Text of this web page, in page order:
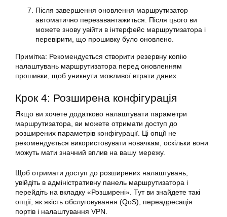
Після завершення оновлення маршрутизатор
автоматично перезавантажиться. Після цього ви
можете знову увійти в інтерфейс маршрутизатора і
перевірити, що прошивку було оновлено.
Примітка: Рекомендується створити резервну копію
налаштувань маршрутизатора перед оновленням
прошивки, щоб уникнути можливої втрати даних.
Крок 4: Розширена конфігурація
Якщо ви хочете додатково налаштувати параметри
маршрутизатора, ви можете отримати доступ до
розширених параметрів конфігурації. Ці опції не
рекомендується використовувати новачкам, оскільки вони
можуть мати значний вплив на вашу мережу.
Щоб отримати доступ до розширених налаштувань,
увійдіть в адміністративну панель маршрутизатора і
перейдіть на вкладку «Розширені». Тут ви знайдете такі
опції, як якість обслуговування (QoS), переадресація
портів і налаштування VPN.